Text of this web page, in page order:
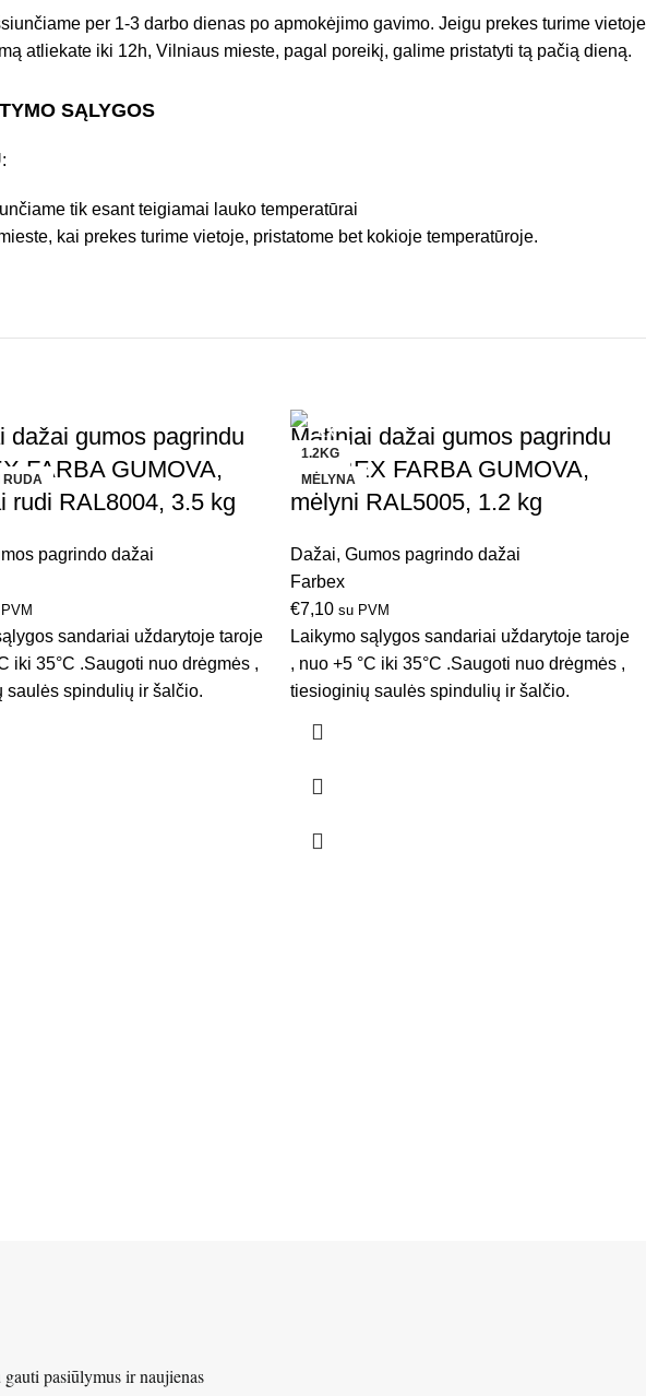
per 1-3 darbo dienas po apmokėjimo gavimo. Jeigu prekes turime vietoje
atliekate iki 12h, Vilniaus mieste, pagal poreikį, galime pristatyti tą pačią dieną.
SĄLYGOS
tik esant teigiamai lauko temperatūrai
kai prekes turime vietoje, pristatome bet kokioje temperatūroje.
RUDA
dažai gumos pagrindu
FARBA GUMOVA,
rudi RAL8004, 3.5 kg
pagrindo dažai
sandariai uždarytoje taroje
iki 35°C .Saugoti nuo drėgmės ,
saulės spindulių ir šalčio.
1.2KG
MĖLYNA
Matiniai dažai gumos pagrindu
FARBEX FARBA GUMOVA,
mėlyni RAL5005, 1.2 kg
Dažai, Gumos pagrindo dažai
Farbex
€7,10 su PVM
Laikymo sąlygos sandariai uždarytoje taroje
, nuo +5 °C iki 35°C .Saugoti nuo drėgmės ,
tiesioginių saulės spindulių ir šalčio.
pasiūlymus ir naujienas